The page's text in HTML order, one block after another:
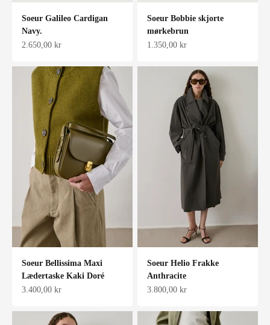
Soeur Galileo Cardigan
Navy.
Salgspris
2.650,00 kr
Soeur Bobbie skjorte
mørkebrun
Salgspris
1.350,00 kr
Soeur Bellissima Maxi
Lædertaske Kaki Doré
Salgspris
3.400,00 kr
Soeur Helio Frakke
Anthracite
Salgspris
3.800,00 kr